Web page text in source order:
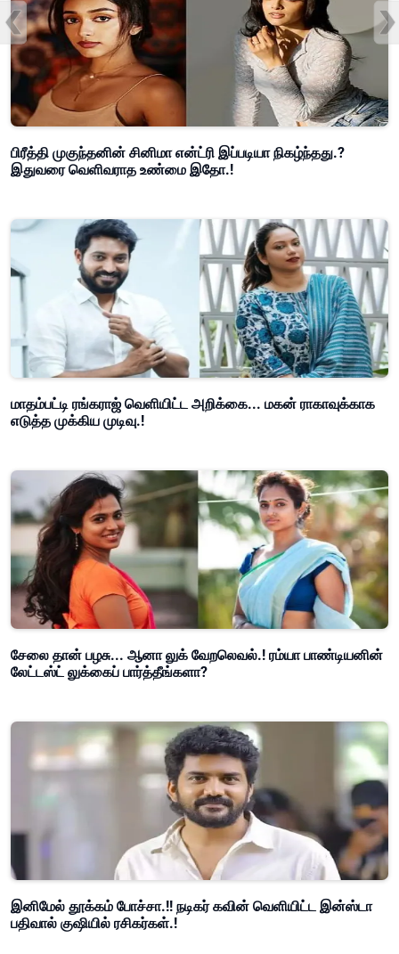
பிரீத்தி முகுந்தனின் சினிமா என்ட்ரி இப்படியா நிகழ்ந்தது.?
இதுவரை வெளிவராத உண்மை இதோ.!
மாதம்பட்டி ரங்கராஜ் வெளியிட்ட அறிக்கை... மகன் ராகாவுக்காக
எடுத்த முக்கிய முடிவு.!
சேலை தான் பழசு... ஆனா லுக் வேறலெவல்.! ரம்யா பாண்டியனின்
லேட்டஸ்ட் லுக்கைப் பார்த்தீங்களா?
இனிமேல் தூக்கம் போச்சா.!! நடிகர் கவின் வெளியிட்ட இன்ஸ்டா
பதிவால் குஷியில் ரசிகர்கள்.!